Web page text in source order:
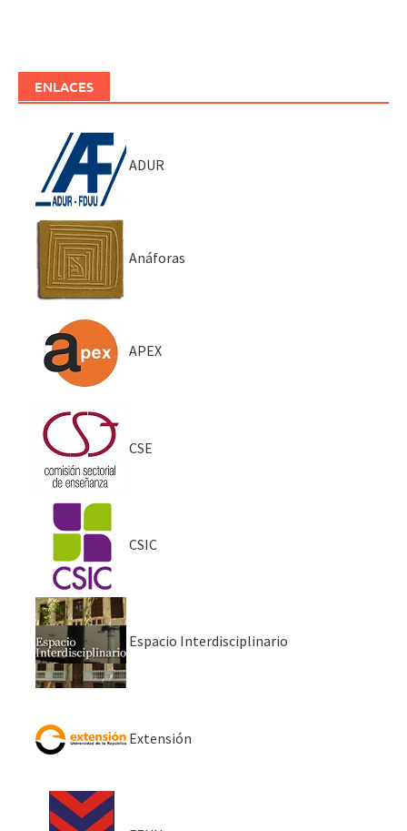
ENLACES
ADUR
Anáforas
APEX
CSE
CSIC
Espacio Interdisciplinario
Extensión